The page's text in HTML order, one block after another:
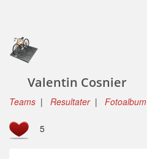
Valentin Cosnier
Teams | Resultater| Fotoalbum
5